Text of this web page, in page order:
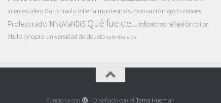
julen escalero Marta Iraola milena montesinos motivación oportunidades
Profesorado iNNoVaNDiS Qué fue de... reflexiones reflexión taller
titulo propio universidad de deusto valentía vida
Funciona con - Diseñado con elTema Hueman